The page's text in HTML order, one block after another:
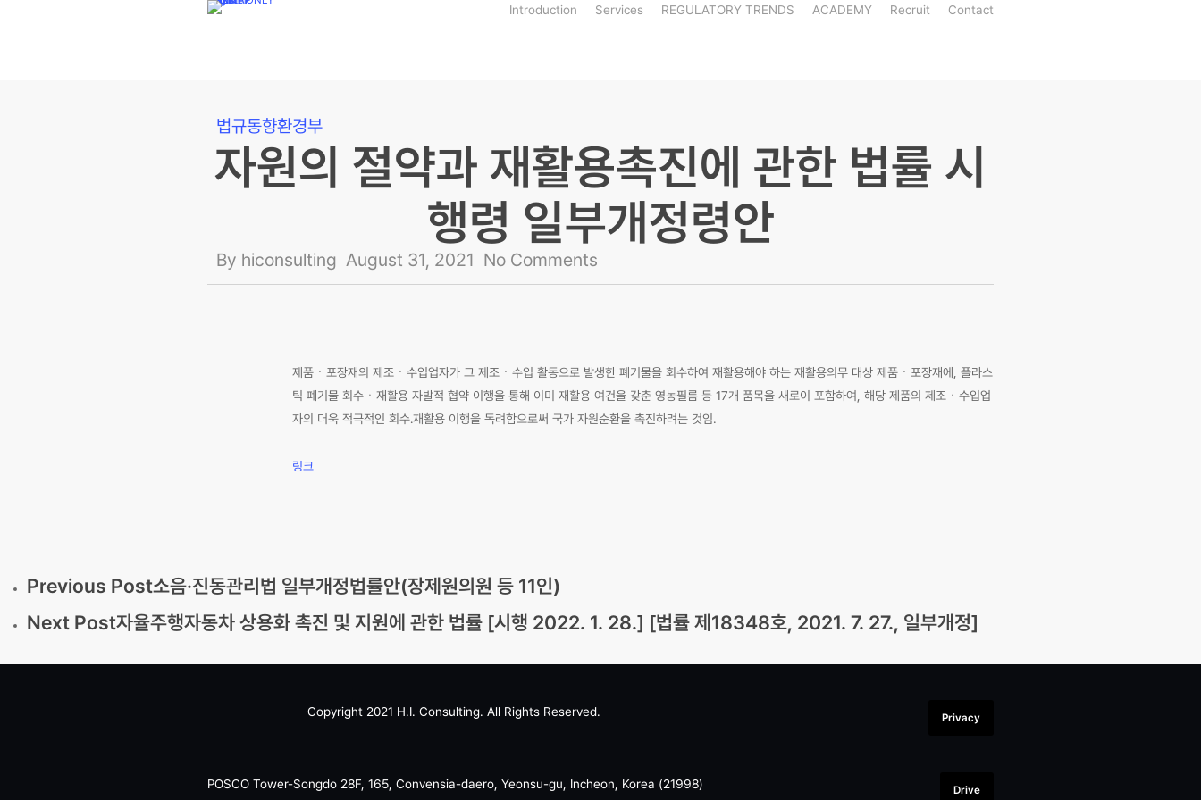
Introduction Services REGULATORY TRENDS ACADEMY Recruit Contact
법규동향환경부
자원의 절약과 재활용촉진에 관한 법률 시
행령 일부개정령안
By hiconsulting August 31, 2021 No Comments
제품ㆍ포장재의 제조ㆍ수입업자가 그 제조ㆍ수입 활동으로 발생한 폐기물을 회수하여 재활용해야 하는 재활용의무 대상 제품ㆍ포장재에, 플라스
틱 폐기물 회수ㆍ재활용 자발적 협약 이행을 통해 이미 재활용 여건을 갖춘 영농필름 등 17개 품목을 새로이 포함하여, 해당 제품의 제조ㆍ수입업
자의 더욱 적극적인 회수․재활용 이행을 독려함으로써 국가 자원순환을 촉진하려는 것임.
링크
Previous Post소음·진동관리법 일부개정법률안(장제원의원 등 11인)
Next Post자율주행자동차 상용화 촉진 및 지원에 관한 법률 [시행 2022. 1. 28.] [법률 제18348호, 2021. 7. 27., 일부개정]
Copyright 2021 H.I. Consulting. All Rights Reserved.​ Privacy
POSCO Tower-Songdo 28F, 165, Convensia-daero, Yeonsu-gu, Incheon, Korea (21998) Drive